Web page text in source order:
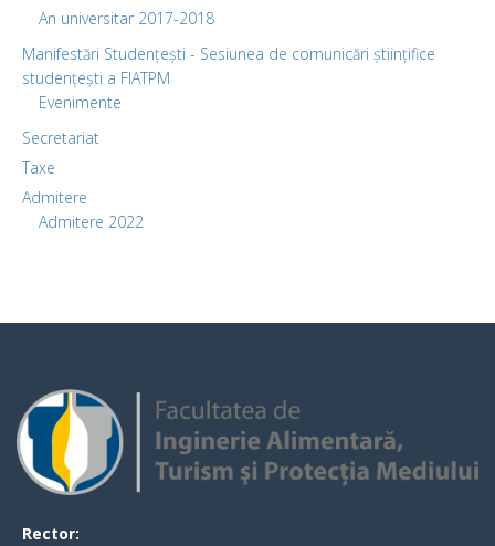
An universitar 2017-2018
Manifestări Studențești - Sesiunea de comunicări științifice
studențești a FIATPM
Evenimente
Secretariat
Taxe
Admitere
Admitere 2022
Rector: